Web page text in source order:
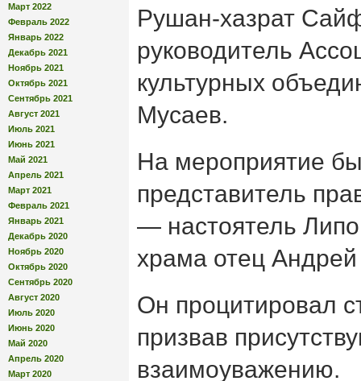
Март 2022
Февраль 2022
Январь 2022
Декабрь 2021
Ноябрь 2021
Октябрь 2021
Сентябрь 2021
Август 2021
Июль 2021
Июнь 2021
Май 2021
Апрель 2021
Март 2021
Февраль 2021
Январь 2021
Декабрь 2020
Ноябрь 2020
Октябрь 2020
Сентябрь 2020
Август 2020
Июль 2020
Июнь 2020
Май 2020
Апрель 2020
Март 2020
Рушан-хазрат
руководитель
культурных
Мусаев.
На мероприятие
представитель
— настоятель
храма отец
Он процитировал
призвав
взаимоуважению.